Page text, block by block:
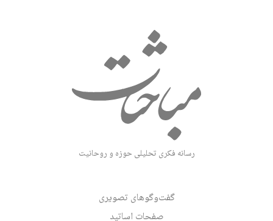
رسانه فکری تحلیلی حوزه و روحانیت
گفت‌وگوهای تصویری
صفحات اساتید